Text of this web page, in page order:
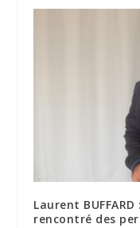
Laurent
rencontré des